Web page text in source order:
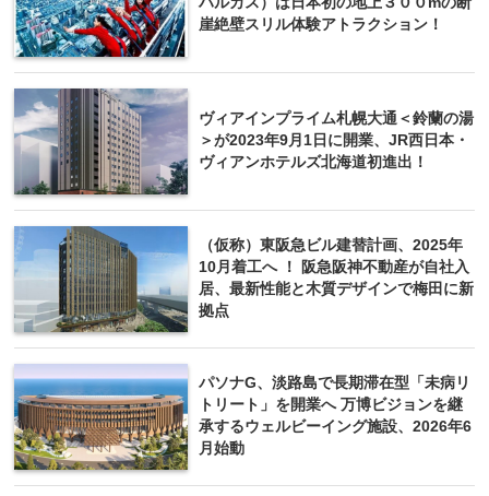
崖絶壁スリル体験アトラクション！
ヴィアインプライム札幌大通＜鈴蘭の湯
＞が2023年9月1日に開業、JR西日本・
ヴィアンホテルズ北海道初進出！
（仮称）東阪急ビル建替計画、2025年
10月着工へ ！ 阪急阪神不動産が自社入
居、最新性能と木質デザインで梅田に新
拠点
パソナG、淡路島で長期滞在型「未病リ
トリート」を開業へ 万博ビジョンを継
承するウェルビーイング施設、2026年6
月始動